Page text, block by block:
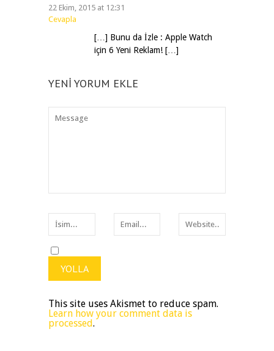
22 Ekim, 2015 at 12:31
Cevapla
[…] Bunu da İzle : Apple Watch
için 6 Yeni Reklam! […]
YENI YORUM EKLE
This site uses Akismet to reduce spam.
Learn how your comment data is
processed.